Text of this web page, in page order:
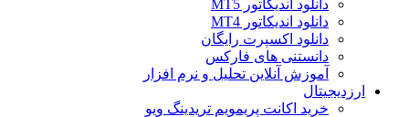
دانلود اندیکاتور MT5
دانلود اندیکاتور MT4
دانلود اکسپرت رایگان
دانستنی های فارکس
آموزش آنلاین تحلیل و نرم افزار
ارزدیجیتال
خرید اکانت پریمویم تریدینگ ویو